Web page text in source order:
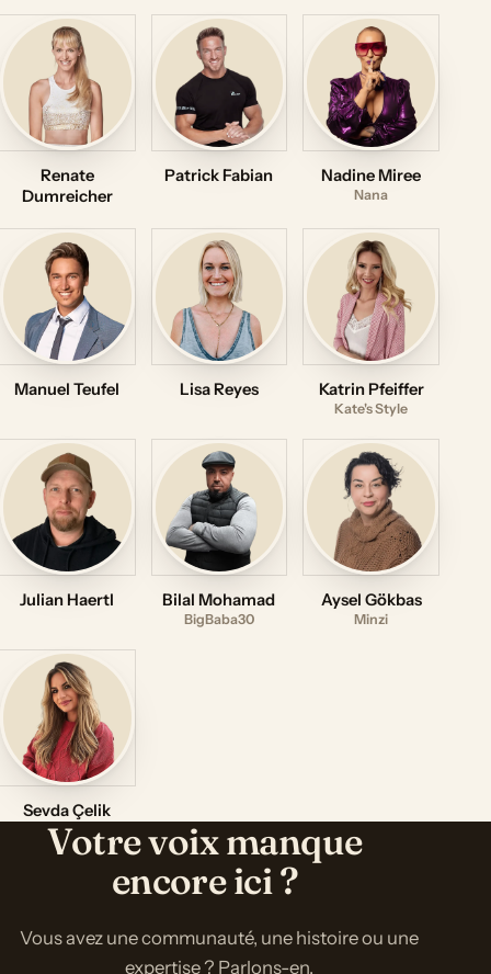
Renate
Dumreicher
Patrick Fabian Nadine Miree
Nana
Manuel Teufel Lisa Reyes Katrin Pfeiffer
Kate's Style
Julian Haertl Bilal Mohamad
BigBaba30
Aysel Gökbas
Minzi
Sevda Çelik
Votre voix manque
encore ici ?
Vous avez une communauté, une histoire ou une
expertise ? Parlons-en.